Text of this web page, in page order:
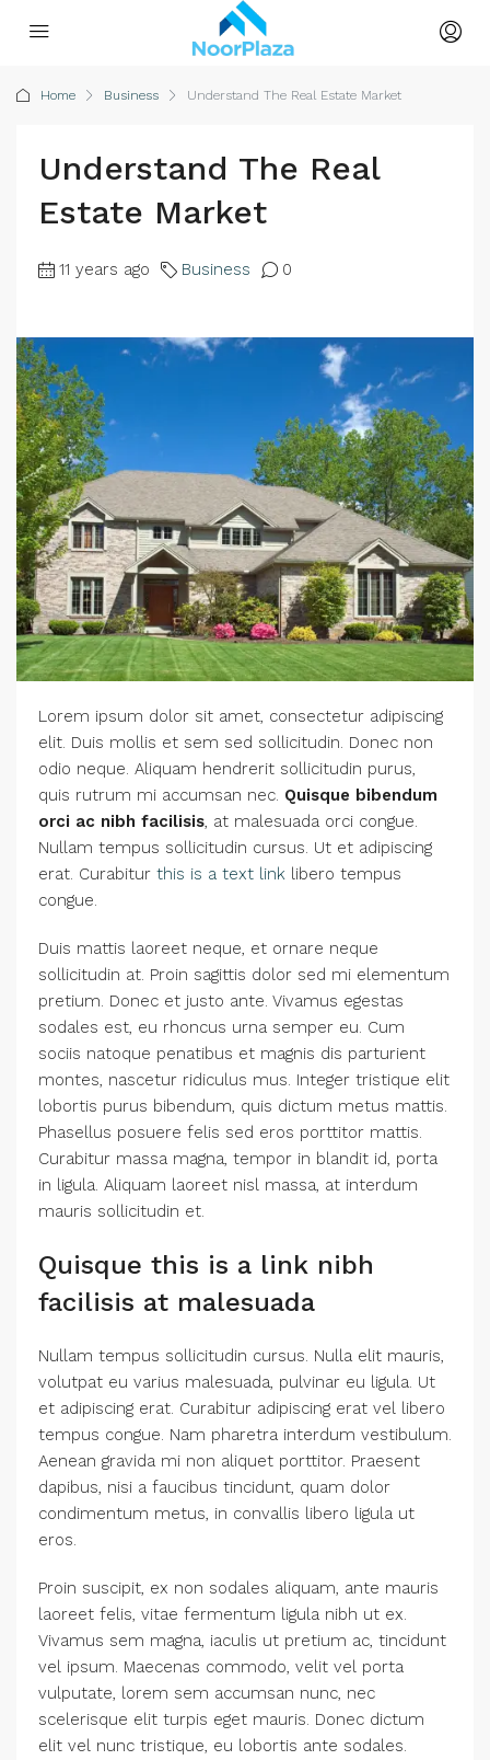
Home Business Understand The Real Estate Market
Understand The Real
Estate Market
11 years ago Business 0
Lorem ipsum dolor sit amet, consectetur adipiscing
elit. Duis mollis et sem sed sollicitudin. Donec non
odio neque. Aliquam hendrerit sollicitudin purus,
quis rutrum mi accumsan nec. Quisque bibendum
orci ac nibh facilisis , at malesuada orci congue.
Nullam tempus sollicitudin cursus. Ut et adipiscing
erat. Curabitur this is a text link libero tempus
congue.
Duis mattis laoreet neque, et ornare neque
sollicitudin at. Proin sagittis dolor sed mi elementum
pretium. Donec et justo ante. Vivamus egestas
sodales est, eu rhoncus urna semper eu. Cum
sociis natoque penatibus et magnis dis parturient
montes, nascetur ridiculus mus. Integer tristique elit
lobortis purus bibendum, quis dictum metus mattis.
Phasellus posuere felis sed eros porttitor mattis.
Curabitur massa magna, tempor in blandit id, porta
in ligula. Aliquam laoreet nisl massa, at interdum
mauris sollicitudin et.
Quisque this is a link nibh
facilisis at malesuada
Nullam tempus sollicitudin cursus. Nulla elit mauris,
volutpat eu varius malesuada, pulvinar eu ligula. Ut
et adipiscing erat. Curabitur adipiscing erat vel libero
tempus congue. Nam pharetra interdum vestibulum.
Aenean gravida mi non aliquet porttitor. Praesent
dapibus, nisi a faucibus tincidunt, quam dolor
condimentum metus, in convallis libero ligula ut
eros.
Proin suscipit, ex non sodales aliquam, ante mauris
laoreet felis, vitae fermentum ligula nibh ut ex.
Vivamus sem magna, iaculis ut pretium ac, tincidunt
vel ipsum. Maecenas commodo, velit vel porta
vulputate, lorem sem accumsan nunc, nec
scelerisque elit turpis eget mauris. Donec dictum
elit vel nunc tristique, eu lobortis ante sodales.